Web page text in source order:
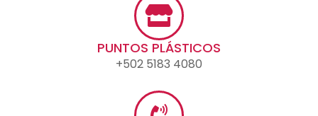
PUNTOS PLÁSTICOS
+502 5183 4080